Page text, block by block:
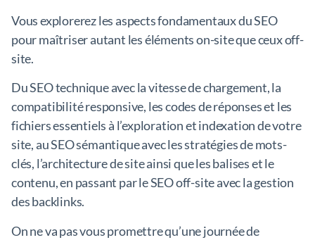
Vous explorerez les aspects fondamentaux du SEO
pour maîtriser autant les éléments on-site que ceux off-
site.
Du SEO technique avec la vitesse de chargement, la
compatibilité responsive, les codes de réponses et les
fichiers essentiels à l’exploration et indexation de votre
site, au SEO sémantique avec les stratégies de mots-
clés, l’architecture de site ainsi que les balises et le
contenu, en passant par le SEO off-site avec la gestion
des backlinks.
On ne va pas vous promettre qu’une journée de